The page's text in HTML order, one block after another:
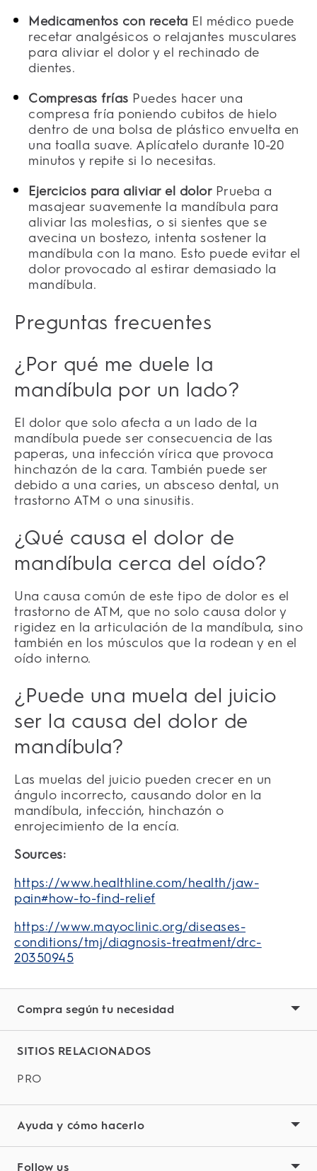
Medicamentos con receta El médico puede
recetar analgésicos o relajantes musculares
para aliviar el dolor y el rechinado de
dientes.
Compresas frías Puedes hacer una
compresa fría poniendo cubitos de hielo
dentro de una bolsa de plástico envuelta en
una toalla suave. Aplícatelo durante 10-20
minutos y repite si lo necesitas.
Ejercicios para aliviar el dolor Prueba a
masajear suavemente la mandíbula para
aliviar las molestias, o si sientes que se
avecina un bostezo, intenta sostener la
mandíbula con la mano. Esto puede evitar el
dolor provocado al estirar demasiado la
mandíbula.
Preguntas frecuentes
¿Por qué me duele la
mandíbula por un lado?
El dolor que solo afecta a un lado de la
mandíbula puede ser consecuencia de las
paperas, una infección vírica que provoca
hinchazón de la cara. También puede ser
debido a una caries, un absceso dental, un
trastorno ATM o una sinusitis.
¿Qué causa el dolor de
mandíbula cerca del oído?
Una causa común de este tipo de dolor es el
trastorno de ATM, que no solo causa dolor y
rigidez en la articulación de la mandíbula, sino
también en los músculos que la rodean y en el
oído interno.
¿Puede una muela del juicio
ser la causa del dolor de
mandíbula?
Las muelas del juicio pueden crecer en un
ángulo incorrecto, causando dolor en la
mandíbula, infección, hinchazón o
enrojecimiento de la encía.
Sources:
https://www.healthline.com/health/jaw-
pain#how-to-find-relief
https://www.mayoclinic.org/diseases-
conditions/tmj/diagnosis-treatment/drc-
20350945
Compra según tu necesidad
SITIOS RELACIONADOS
PRO
Ayuda y cómo hacerlo
Follow us